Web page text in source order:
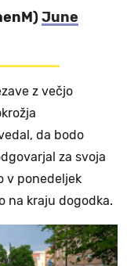
June
z večjo
da bodo
za svoja
v ponedeljek
na kraju dogodka.